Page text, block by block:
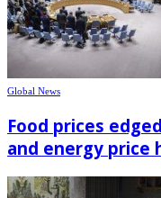
Global News
Food prices
and energy price